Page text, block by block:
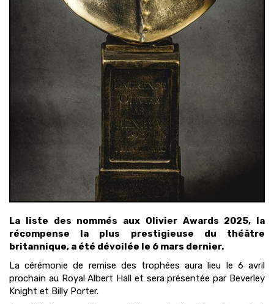
La liste des nommés aux Olivier Awards 2025, la
récompense la plus prestigieuse du théâtre
britannique, a été dévoilée le 6 mars dernier.
La cérémonie de remise des trophées aura lieu le 6 avril
prochain au Royal Albert Hall et sera présentée par Beverley
Knight et Billy Porter.